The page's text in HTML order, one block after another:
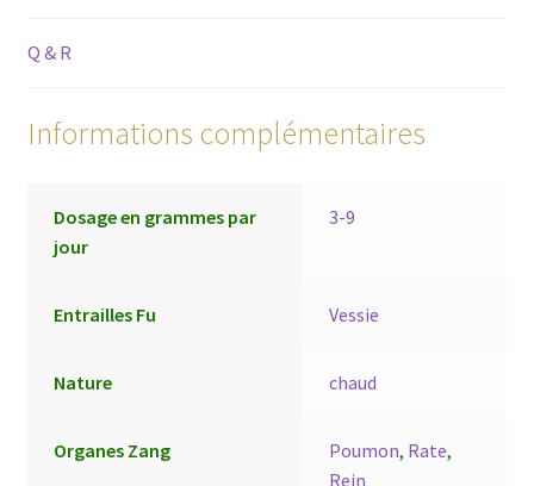
Q & R
Informations complémentaires
Dosage en grammes par
jour
3-9
Entrailles Fu Vessie
Nature chaud
Organes Zang Poumon, Rate,
Rein